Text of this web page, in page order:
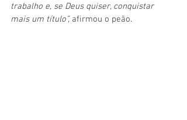
trabalho e, se Deus quiser, conquistar
mais um título”, afirmou o peão.